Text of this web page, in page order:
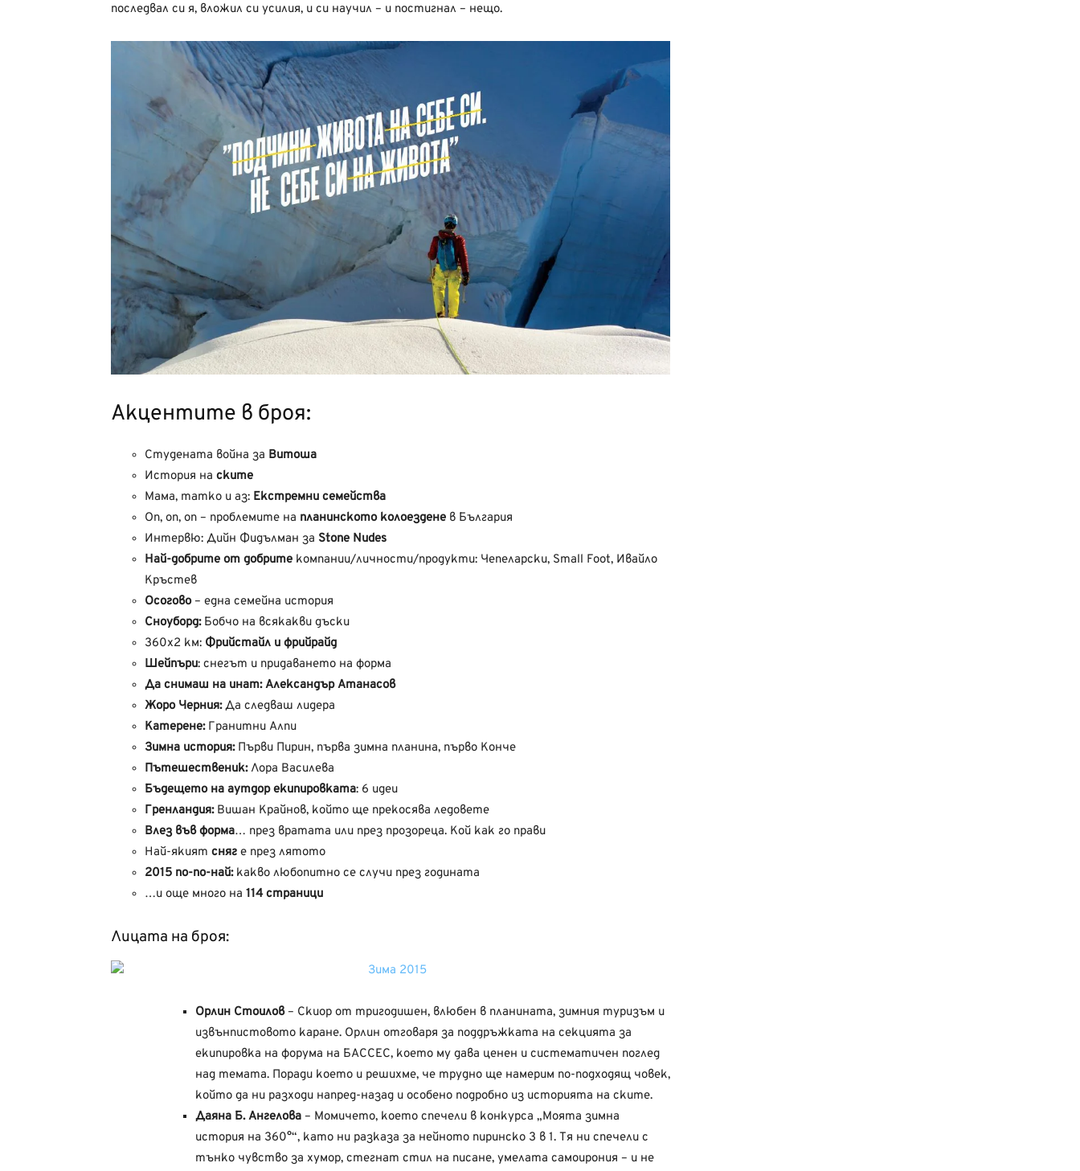
последвал си я, вложил си усилия, и си научил – и постигнал – нещо.
Акцентите в броя:
Студената война за Витоша
История на ските
Мама, татко и аз: Екстремни семейства
Оп, оп, оп – проблемите на планинското колоездене в България
Интервю: Дийн Фидълман за Stone Nudes
Най-добрите от добрите компании/личности/продукти: Чепеларски, Small Foot, Ивайло
Кръстев
Осогово– една семейна история
Сноуборд:Бобчо на всякакви дъски
360х2 км: Фрийстайл и фрийрайд
Шейпъри: снегът и придаването на форма
Да снимаш на инат:Александър Атанасов
Жоро Черния:Да следваш лидера
Катерене:Гранитни Алпи
Зимна история:Първи Пирин, първа зимна планина, първо Конче
Пътешественик: Лора Василева
Бъдещето на аутдор екипировката: 6 идеи
Гренландия:Вишан Крайнов, който ще прекосява ледовете
Влез във форма… през вратата или през прозореца. Кой как го прави
Най-якият сняг е през лятото
2015 по-по-най:какво любопитно се случи през годината
…и още много на 114 страници
Лицата на броя:
Орлин Стоилов– Скиор от тригодишен, влюбен в планината, зимния туризъм и
извънпистовото каране. Орлин отговаря за поддръжката на секцията за
екипировка на форума на БАССЕС, което му дава ценен и систематичен поглед
над темата. Поради което и решихме, че трудно ще намерим по-подходящ човек,
който да ни разходи напред-назад и особено подробно из историята на ските.
Даяна Б. Ангелова – Момичето, което спечели в конкурса „Моята зимна
история на 360°“, като ни разказа за нейното пиринско 3 в 1. Тя ни спечели с
тънко чувство за хумор, стегнат стил на писане, умелата самоирония – и не